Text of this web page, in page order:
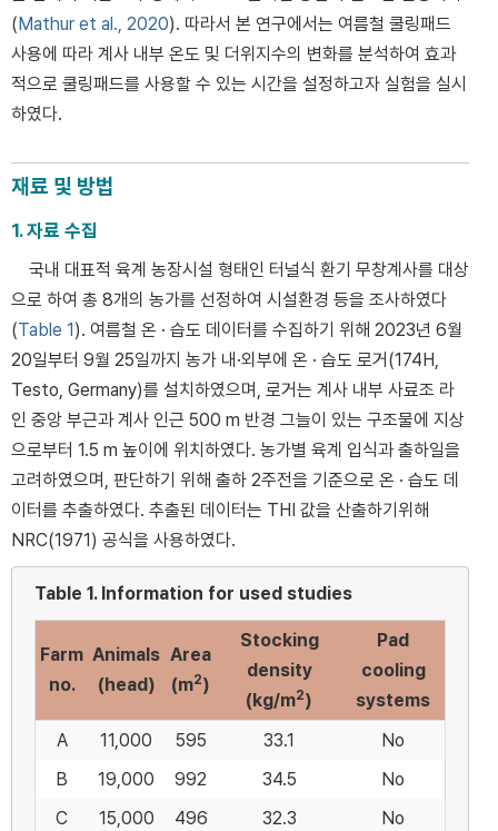
(Mathur et al., 2020). 따라서 본 연구에서는 여름철 쿨링패드
사용에 따라 계사 내부 온도 및 더위지수의 변화를 분석하여 효과
적으로 쿨링패드를 사용할 수 있는 시간을 설정하고자 실험을 실시
하였다.
재료 및 방법
1. 자료 수집
국내 대표적 육계 농장시설 형태인 터널식 환기 무창계사를 대상
으로 하여 총 8개의 농가를 선정하여 시설환경 등을 조사하였다
(Table 1). 여름철 온 · 습도 데이터를 수집하기 위해 2023년 6월
20일부터 9월 25일까지 농가 내·외부에 온 · 습도 로거(174H,
Testo, Germany)를 설치하였으며, 로거는 계사 내부 사료조 라
인 중앙 부근과 계사 인근 500 m 반경 그늘이 있는 구조물에 지상
으로부터 1.5 m 높이에 위치하였다. 농가별 육계 입식과 출하일을
고려하였으며, 판단하기 위해 출하 2주전을 기준으로 온 · 습도 데
이터를 추출하였다. 추출된 데이터는 THI 값을 산출하기위해
NRC(1971) 공식을 사용하였다.
Table 1. Information for used studies
Farm
no.
Animals
(head)
Area
(m2)
Stocking
density
(kg/m2)
Pad
cooling
systems
A
11,000 595 33.1
No
B
19,000 992 34.5
No
C
15,000 496 32.3
No